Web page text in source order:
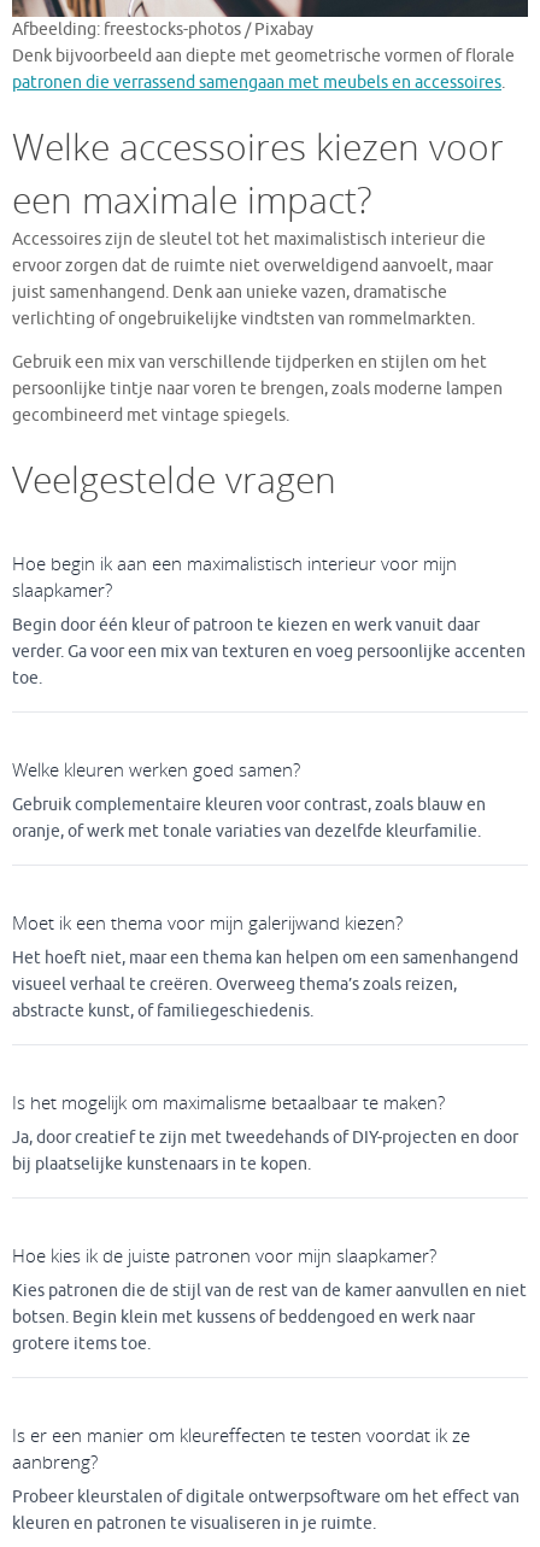
Afbeelding: freestocks-photos / Pixabay
Denk bijvoorbeeld aan diepte met geometrische vormen of florale
patronen die verrassend samengaan met meubels en accessoires.
Welke accessoires kiezen voor
een maximale impact?
Accessoires zijn de sleutel tot het maximalistisch interieur die
ervoor zorgen dat de ruimte niet overweldigend aanvoelt, maar
juist samenhangend. Denk aan unieke vazen, dramatische
verlichting of ongebruikelijke vindtsten van rommelmarkten.
Gebruik een mix van verschillende tijdperken en stijlen om het
persoonlijke tintje naar voren te brengen, zoals moderne lampen
gecombineerd met vintage spiegels.
Veelgestelde vragen
Hoe begin ik aan een maximalistisch interieur voor mijn
slaapkamer?
Begin door één kleur of patroon te kiezen en werk vanuit daar
verder. Ga voor een mix van texturen en voeg persoonlijke accenten
toe.
Welke kleuren werken goed samen?
Gebruik complementaire kleuren voor contrast, zoals blauw en
oranje, of werk met tonale variaties van dezelfde kleurfamilie.
Moet ik een thema voor mijn galerijwand kiezen?
Het hoeft niet, maar een thema kan helpen om een samenhangend
visueel verhaal te creëren. Overweeg thema’s zoals reizen,
abstracte kunst, of familiegeschiedenis.
Is het mogelijk om maximalisme betaalbaar te maken?
Ja, door creatief te zijn met tweedehands of DIY-projecten en door
bij plaatselijke kunstenaars in te kopen.
Hoe kies ik de juiste patronen voor mijn slaapkamer?
Kies patronen die de stijl van de rest van de kamer aanvullen en niet
botsen. Begin klein met kussens of beddengoed en werk naar
grotere items toe.
Is er een manier om kleureffecten te testen voordat ik ze
aanbreng?
Probeer kleurstalen of digitale ontwerpsoftware om het effect van
kleuren en patronen te visualiseren in je ruimte.